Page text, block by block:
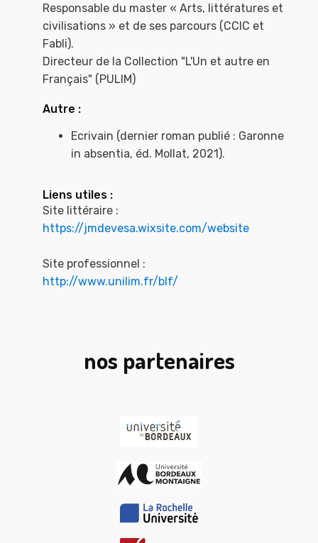
Responsable du master « Arts, littératures et
civilisations » et de ses parcours (CCIC et
Fabli).
Directeur de la Collection "L'Un et autre en
Français" (PULIM)
Autre :
Ecrivain (dernier roman publié : Garonne
in absentia, éd. Mollat, 2021).
Liens utiles :
Site littéraire :
https://jmdevesa.wixsite.com/website
Site professionnel :
http://www.unilim.fr/blf/
nos partenaires